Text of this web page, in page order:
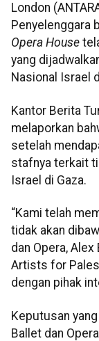
London
Penyelenggara
Opera House
yang
Nasional Israel
Kantor Berita
melaporkan
setelah
stafnya terkait
Israel di Gaza.
“Kami telah
tidak akan
dan Opera,
Artists for
dengan pihak
Keputusan
Ballet dan